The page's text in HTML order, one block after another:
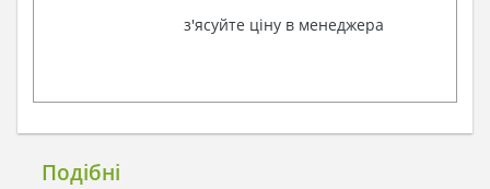
з'ясуйте ціну в менеджера
Подібні